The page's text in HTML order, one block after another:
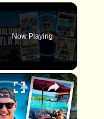
Now Playing
×
poradnik FlexClip)